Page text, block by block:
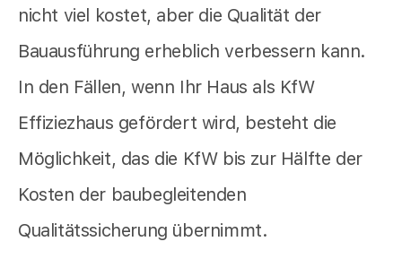
nicht viel kostet, aber die Qualität der
Bauausführung erheblich verbessern kann.
In den Fällen, wenn Ihr Haus als KfW
Effiziezhaus gefördert wird, besteht die
Möglichkeit, das die KfW bis zur Hälfte der
Kosten der baubegleitenden
Qualitätssicherung übernimmt.